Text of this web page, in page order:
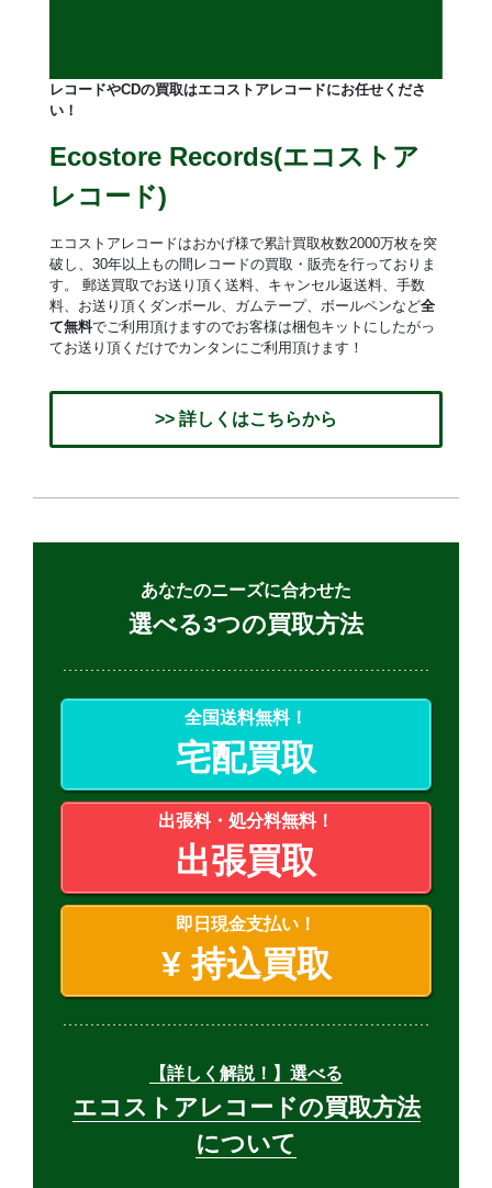
レコードやCDの買取はエコストアレコードにお任せくださ
い！
Ecostore Records(エコストア
レコード)
エコストアレコードはおかげ様で累計買取枚数2000万枚を突
破し、30年以上もの間レコードの買取・販売を行っておりま
す。 郵送買取でお送り頂く送料、キャンセル返送料、手数
料、お送り頂くダンボール、ガムテープ、ボールペンなど全
て無料でご利用頂けますのでお客様は梱包キットにしたがっ
てお送り頂くだけでカンタンにご利用頂けます！
>> 詳しくはこちらから
あなたのニーズに合わせた
選べる3つの買取方法
全国送料無料！
宅配買取
出張料・処分料無料！
出張買取
即日現金支払い！
¥持込買取
【詳しく解説！】選べる
エコストアレコードの買取方法
について